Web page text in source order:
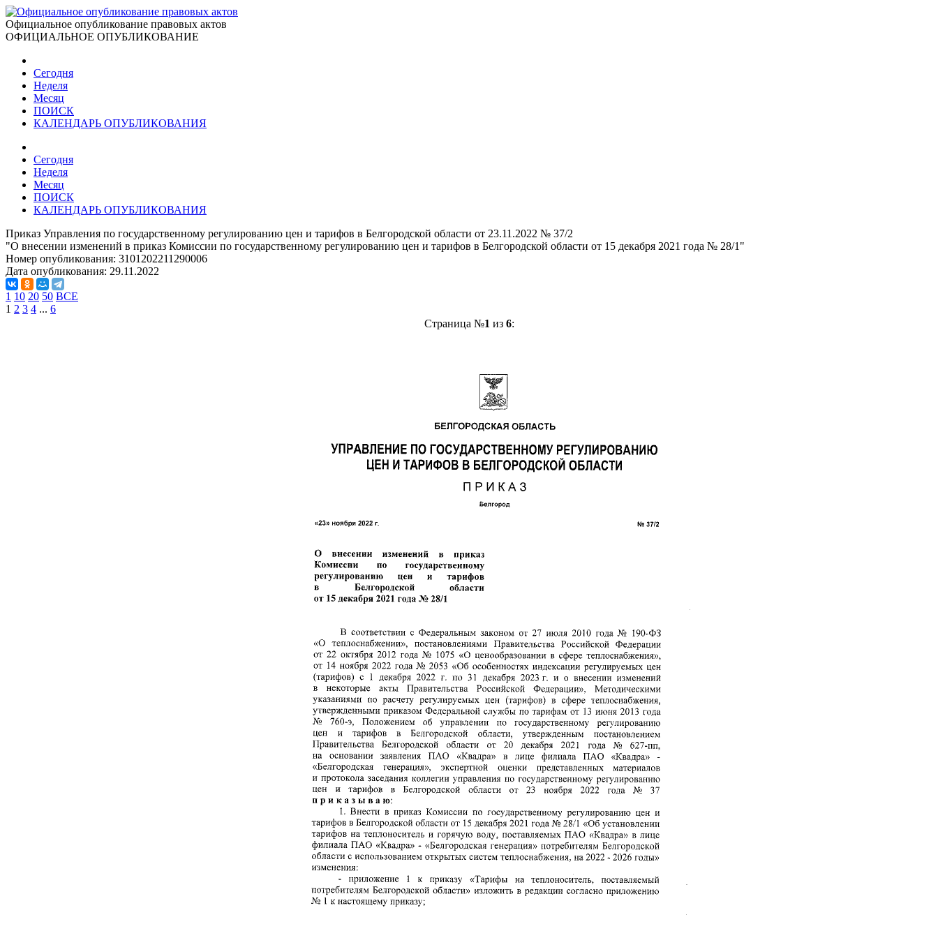
Официальное опубликование правовых актов
ОФИЦИАЛЬНОЕ ОПУБЛИКОВАНИЕ
Сегодня
Неделя
Месяц
ПОИСК
КАЛЕНДАРЬ ОПУБЛИКОВАНИЯ
Сегодня
Неделя
Месяц
ПОИСК
КАЛЕНДАРЬ ОПУБЛИКОВАНИЯ
Приказ Управления по государственному регулированию цен и тарифов в Белгородской области от 23.11.2022 № 37/2
"О внесении изменений в приказ Комиссии по государственному регулированию цен и тарифов в Белгородской области от 15 декабря 2021 года № 28/1"
Номер опубликования: 3101202211290006
Дата опубликования: 29.11.2022
1 10 20 50 ВСЕ
1 2 3 4 ... 6
Страница №1 из 6: